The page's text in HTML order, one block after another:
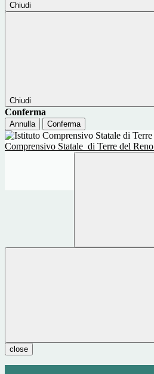
Chiudi
Chiudi
Conferma
Annulla Conferma
Comprensivo Statale di Terre del Reno
close